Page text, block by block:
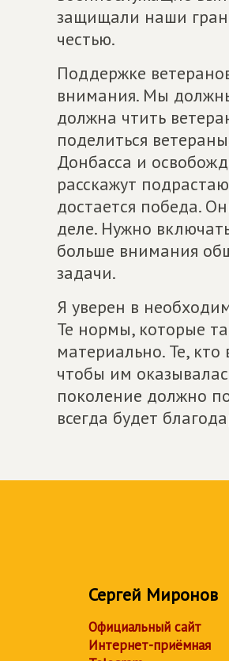
защищали наши
честью.
Поддержке
внимания. Мы
должна чтить
поделиться
Донбасса и
расскажут
достается победа.
деле. Нужно
больше внимания
задачи.
Я уверен в
Те нормы, которые
материально. Те,
чтобы им
поколение должно
всегда будет
Сергей Миронов
Официальный сайт
Интернет-приёмная